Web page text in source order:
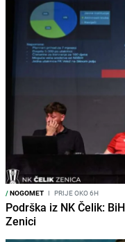
/NOGOMET I PRIJE OKO 6H
Podrška iz NK Čelik:
Zenici